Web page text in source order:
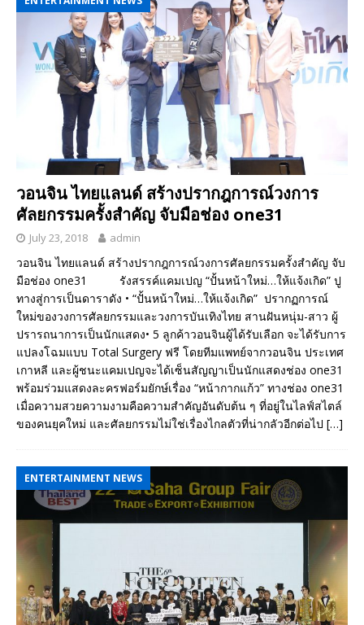
วอนจิน ไทยแลนด์ สร้างปรากฎการณ์วงการ
ศัลยกรรมครั้งสำคัญ จับมือช่อง one31
July 23, 2018 admin
วอนจิน ไทยแลนด์ สร้างปรากฎการณ์วงการศัลยกรรมครั้งสำคัญ จับ
มือช่อง one31 รังสรรค์แคมเปญ “ปั้นหน้าใหม่…ให้แจ้งเกิด” ปู
ทางสู่การเป็นดาราดัง • “ปั้นหน้าใหม่…ให้แจ้งเกิด” ปรากฏการณ์
ใหม่ของวงการศัลยกรรมและวงการบันเทิงไทย สานฝันหนุ่ม-สาว ผู้
ปรารถนาการเป็นนักแสดง• 5 ลูกค้าวอนจินผู้ได้รับเลือก จะได้รับการ
แปลงโฉมแบบ Total Surgery ฟรี โดยทีมแพทย์จากวอนจิน ประเทศ
เกาหลี และผู้ชนะแคมเปญจะได้เซ็นสัญญาเป็นนักแสดงช่อง one31
พร้อมร่วมแสดงละครฟอร์มยักษ์เรื่อง “หน้ากากแก้ว” ทางช่อง one31
เมื่อความสวยความงามคือความสำคัญอันดับต้น ๆ ที่อยู่ในไลฟ์สไตล์
ของคนยุคใหม่ และศัลยกรรมไม่ใช่เรื่องไกลตัวที่น่ากลัวอีกต่อไป […]
ENTERTAINMENT NEWS